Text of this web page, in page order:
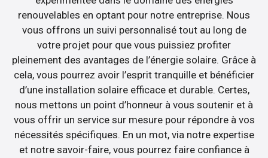
renouvelables en optant pour notre entreprise. Nous
vous offrons un suivi personnalisé tout au long de
votre projet pour que vous puissiez profiter
pleinement des avantages de l’énergie solaire. Grâce à
cela, vous pourrez avoir l’esprit tranquille et bénéficier
d’une installation solaire efficace et durable. Certes,
nous mettons un point d’honneur à vous soutenir et à
vous offrir un service sur mesure pour répondre à vos
nécessités spécifiques. En un mot, via notre expertise
et notre savoir-faire, vous pourrez faire confiance à